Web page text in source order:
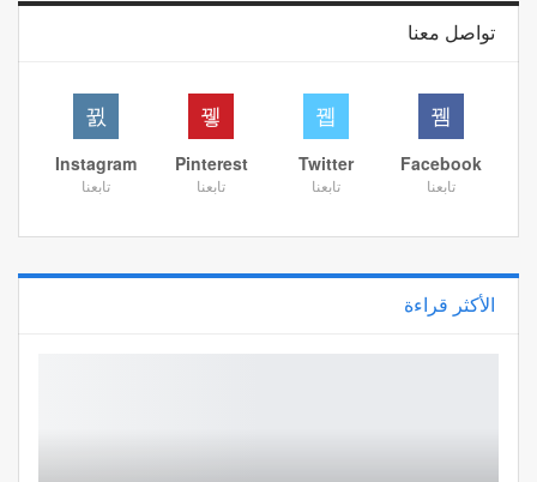
تواصل معنا
Facebook
تابعنا
Twitter
تابعنا
Pinterest
تابعنا
Instagram
تابعنا
الأكثر قراءة